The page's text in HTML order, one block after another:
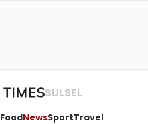
SULSEL
FoodNewsSportTravel